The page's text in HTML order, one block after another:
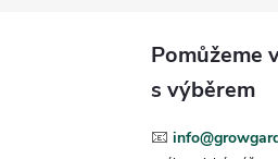
📧